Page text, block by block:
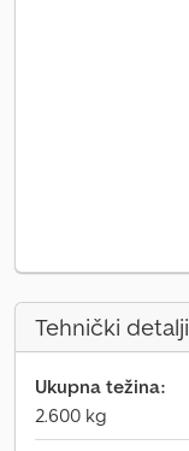
Tehnički detalji
Ukupna težina:
2.600 kg